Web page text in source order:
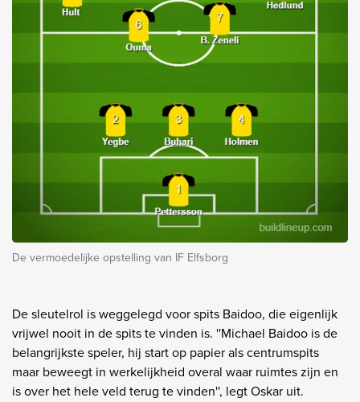
De vermoedelijke opstelling van IF Elfsborg
De sleutelrol is weggelegd voor spits Baidoo, die eigenlijk
vrijwel nooit in de spits te vinden is. ''Michael Baidoo is de
belangrijkste speler, hij start op papier als centrumspits
maar beweegt in werkelijkheid overal waar ruimtes zijn en
is over het hele veld terug te vinden'', legt Oskar uit.